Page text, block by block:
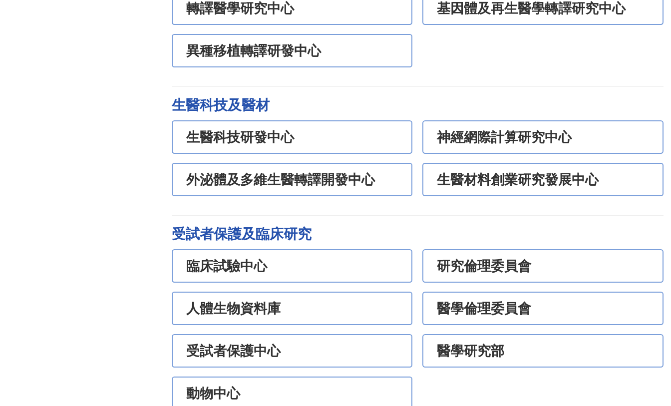
轉譯醫學研究中心 基因體及再生醫學轉譯研究中心
異種移植轉譯研發中心
生醫科技及醫材
生醫科技研發中心 神經網際計算研究中心
外泌體及多維生醫轉譯開發中心 生醫材料創業研究發展中心
受試者保護及臨床研究
臨床試驗中心 研究倫理委員會
人體生物資料庫 醫學倫理委員會
受試者保護中心 醫學研究部
動物中心